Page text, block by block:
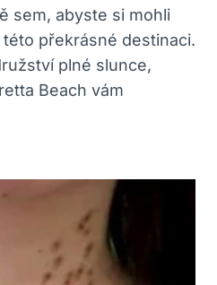
sem, abyste si mohli
překrásné destinaci.
plné slunce,
Beach vám